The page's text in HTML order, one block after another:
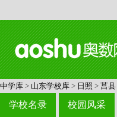
中学库 > 山东学校库 > 日照 > 莒县
学校名录 校园风采